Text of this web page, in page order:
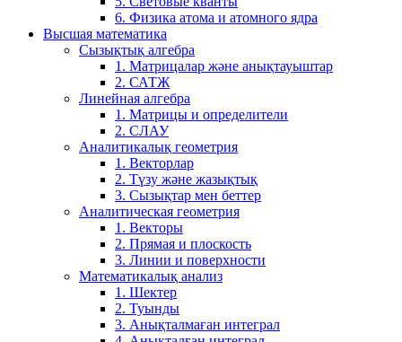
6. Физика атома и атомного ядра
Высшая математика
Сызықтық алгебра
1. Матрицалар және анықтауыштар
2. САТЖ
Линейная алгебра
1. Матрицы и определители
2. СЛАУ
Аналитикалық геометрия
1. Векторлар
2. Түзу және жазықтық
3. Сызықтар мен беттер
Аналитическая геометрия
1. Векторы
2. Прямая и плоскость
3. Линии и поверхности
Математикалық анализ
1. Шектер
2. Туынды
3. Анықталмаған интеграл